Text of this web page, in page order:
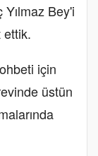
Yılmaz Bey'i
ettik.
için
üstün